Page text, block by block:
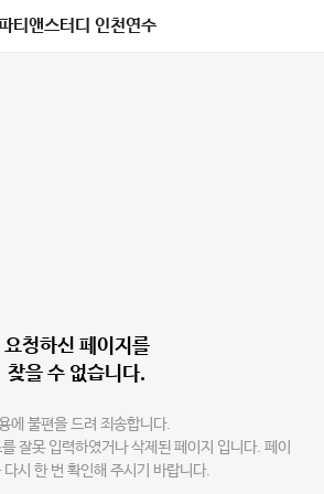
티앤스터디 인천연수
요청하신 페이지를
찾을 수 없습니다.
에 불편을 드려 죄송합니다.
잘못 입력하였거나 삭제된 페이지 입니다. 페이
다시 한 번 확인해 주시기 바랍니다.